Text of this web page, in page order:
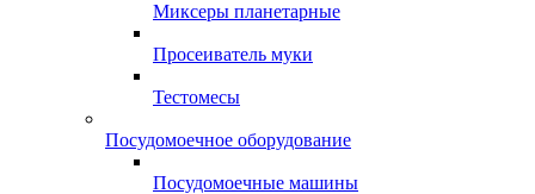
Миксеры планетарные
Просеиватель муки
Тестомесы
Посудомоечное оборудование
Посудомоечные машины